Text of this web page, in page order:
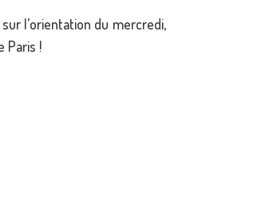
l’orientation du mercredi,
Paris !